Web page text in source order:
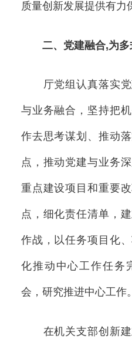
质量创新发展提供有力
二、党建融合,为多
厅党组认真落实党
与业务融合，坚持把
作去思考谋划、推动
点，推动党建与业务
重点建设项目和重要
点，细化责任清单，
作战，以任务项目化
化推动中心工作任务
会，研究推进中心工作。
在机关支部创新建